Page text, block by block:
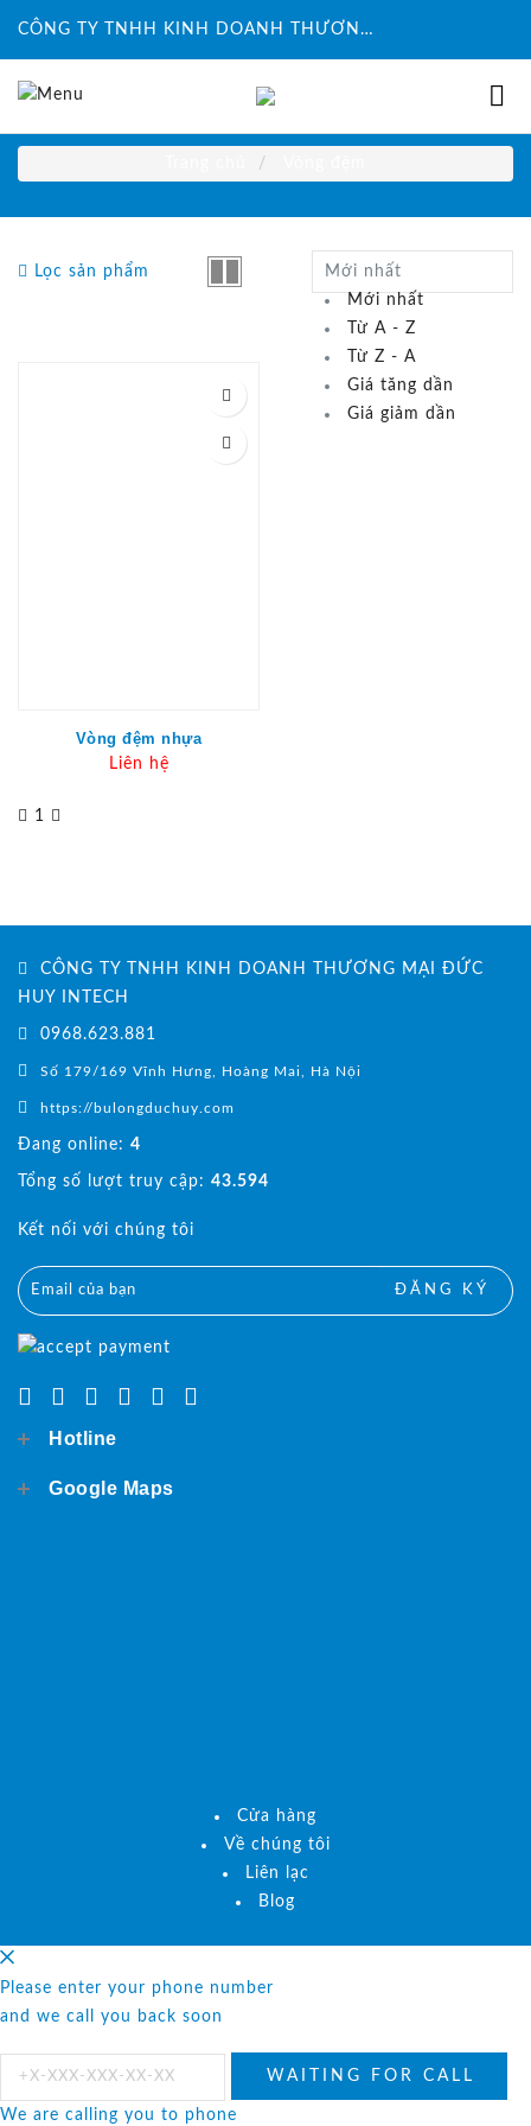
CÔNG TY TNHH KINH DOANH THƯƠNG MẠI ĐỨC HUY INTECH
Lọc sản phẩm
Mới nhất
Mới nhất
Từ A - Z
Từ Z - A
Giá tăng dần
Giá giảm dần
Vòng đệm nhựa
Liên hệ
1
CÔNG TY TNHH KINH DOANH THƯƠNG MẠI ĐỨC
HUY INTECH
0968.623.881
Số 179/169 Vĩnh Hưng, Hoàng Mai, Hà Nội
https://bulongduchuy.com
Đang online: 4
Tổng số lượt truy cập: 43.594
Kết nối với chúng tôi
ĐĂNG KÝ
Hotline
Google Maps
Cửa hàng
Về chúng tôi
Liên lạc
Blog
Please enter your phone number
and we call you back soon
We are calling you to phone